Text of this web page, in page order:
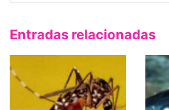
Entradas relacionadas